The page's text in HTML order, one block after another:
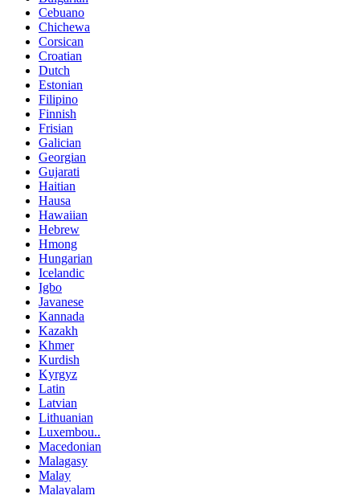
Cebuano
Chichewa
Corsican
Croatian
Dutch
Estonian
Filipino
Finnish
Frisian
Galician
Georgian
Gujarati
Haitian
Hausa
Hawaiian
Hebrew
Hmong
Hungarian
Icelandic
Igbo
Javanese
Kannada
Kazakh
Khmer
Kurdish
Kyrgyz
Latin
Latvian
Lithuanian
Luxembou..
Macedonian
Malagasy
Malay
Malayalam